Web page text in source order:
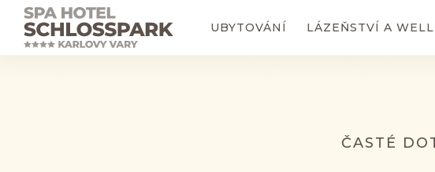
UBYTOVÁNÍ LÁZEŇSTVÍ A
ČASTÉ